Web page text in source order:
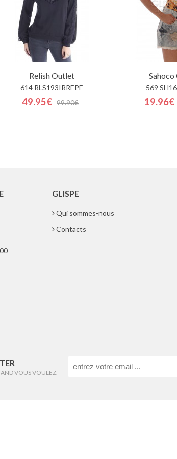
RelishOutlet
614 RLS193IRREPE
49.95€ 99.90€
Sahoco
569
19.96€
GLISPE
Qui sommes-nous
Contacts
VOUS VOULEZ.